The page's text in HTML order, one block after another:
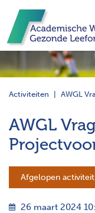
Activiteiten AWGL
AWGL
Afgelopen activiteit
26 maart 2024